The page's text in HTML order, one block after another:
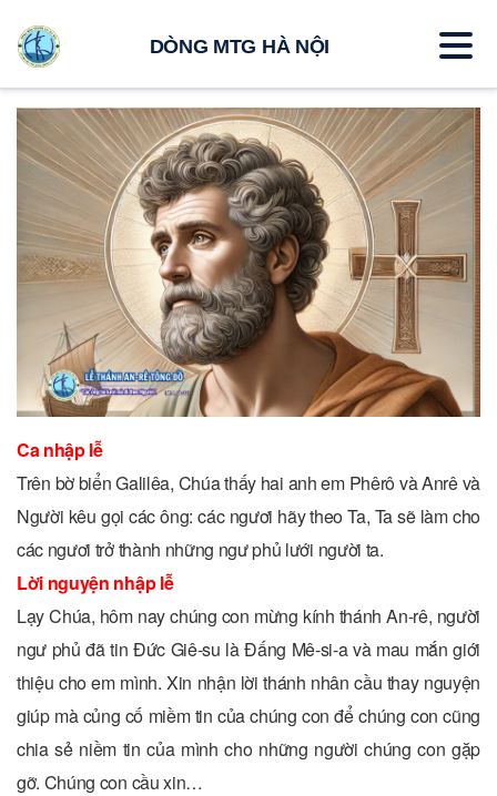
Ca nhập lễ
Trên bờ biển Galilêa, Chúa thấy hai anh em Phêrô và Anrê và
Người kêu gọi các ông: các ngươi hãy theo Ta, Ta sẽ làm cho
các ngươi trở thành những ngư phủ lưới người ta.
Lời nguyện nhập lễ
Lạy Chúa, hôm nay chúng con mừng kính thánh An-rê, người
ngư phủ đã tin Ðức Giê-su là Ðấng Mê-si-a và mau mắn giới
thiệu cho em mình. Xin nhận lời thánh nhân cầu thay nguyện
giúp mà củng cố miềm tin của chúng con để chúng con cũng
chia sẻ niềm tin của mình cho những người chúng con gặp
gỡ. Chúng con cầu xin…
DÒNG MTG HÀ NỘI